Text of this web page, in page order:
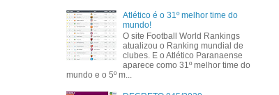
Atlético é o 31º melhor time do
mundo!
O site Football World Rankings
atualizou o Ranking mundial de
clubes. E o Atlético Paranaense
aparece como 31º melhor time do
mundo e o 5º m...